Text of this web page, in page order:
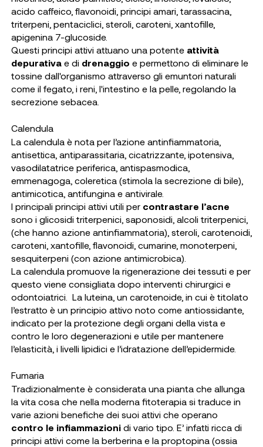
acido caffeico, flavonoidi, principi amari, tarassacina,
triterpeni, pentaciclici, steroli, caroteni, xantofille,
apigenina 7-glucoside.
Questi principi attivi attuano una potente attività
depurativa e di drenaggio e permettono di eliminare le
tossine dall'organismo attraverso gli emuntori naturali
come il fegato, i reni, l'intestino e la pelle, regolando la
secrezione sebacea.
Calendula
La calendula è nota per l’azione antinfiammatoria,
antisettica, antiparassitaria, cicatrizzante, ipotensiva,
vasodilatatrice periferica, antispasmodica,
emmenagoga, coleretica (stimola la secrezione di bile),
antimicotica, antifungina e antivirale.
I principali principi attivi utili per contrastare l’acne
sono i glicosidi triterpenici, saponosidi, alcoli triterpenici,
(che hanno azione antinfiammatoria), steroli, carotenoidi,
caroteni, xantofille, flavonoidi, cumarine, monoterpeni,
sesquiterpeni (con azione antimicrobica).
La calendula promuove la rigenerazione dei tessuti e per
questo viene consigliata dopo interventi chirurgici e
odontoiatrici. La luteina, un carotenoide, in cui è titolato
l’estratto è un principio attivo noto come antiossidante,
indicato per la protezione degli organi della vista e
contro le loro degenerazioni e utile per mantenere
l’elasticità, i livelli lipidici e l’idratazione dell’epidermide.
Fumaria
Tradizionalmente è considerata una pianta che allunga
la vita cosa che nella moderna fitoterapia si traduce in
varie azioni benefiche dei suoi attivi che operano
contro le infiammazioni di vario tipo. E’ infatti ricca di
principi attivi come la berberina e la proptopina (ossia